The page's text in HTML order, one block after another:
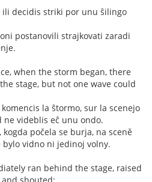
ili decidis striki por unu ŝilingo
postanovili strajkovati zaradi
when the storm began, there
stage, but not one wave could
la ŝtormo, sur la scenejo
ne videblis eĉ unu ondo.
kogda počela se burja, na sceně
bylo vidno ni jedinoj volny.
ran behind the stage, raised